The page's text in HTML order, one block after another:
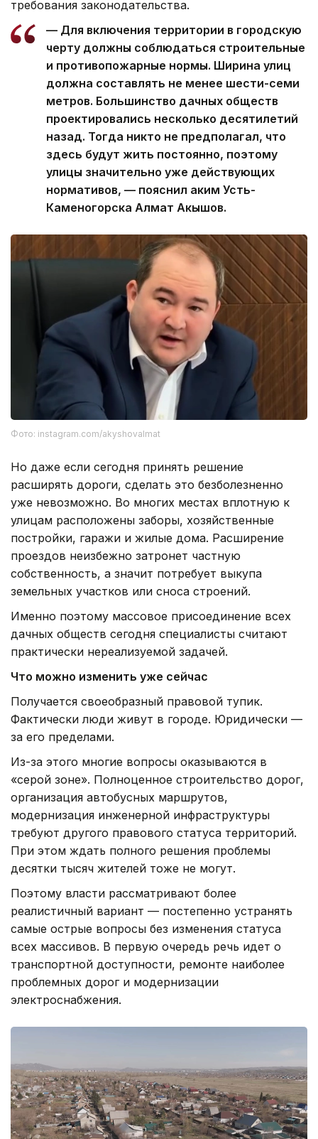
требования законодательства.
— Для включения территории в городскую
черту должны соблюдаться строительные
и противопожарные нормы. Ширина улиц
должна составлять не менее шести-семи
метров. Большинство дачных обществ
проектировались несколько десятилетий
назад. Тогда никто не предполагал, что
здесь будут жить постоянно, поэтому
улицы значительно уже действующих
нормативов, — пояснил аким Усть-
Каменогорска Алмат Акышов.
Фото: instagram.com/akyshovalmat
Но даже если сегодня принять решение
расширять дороги, сделать это безболезненно
уже невозможно. Во многих местах вплотную к
улицам расположены заборы, хозяйственные
постройки, гаражи и жилые дома. Расширение
проездов неизбежно затронет частную
собственность, а значит потребует выкупа
земельных участков или сноса строений.
Именно поэтому массовое присоединение всех
дачных обществ сегодня специалисты считают
практически нереализуемой задачей.
Что можно изменить уже сейчас
Получается своеобразный правовой тупик.
Фактически люди живут в городе. Юридически —
за его пределами.
Из-за этого многие вопросы оказываются в
«серой зоне». Полноценное строительство дорог,
организация автобусных маршрутов,
модернизация инженерной инфраструктуры
требуют другого правового статуса территорий.
При этом ждать полного решения проблемы
десятки тысяч жителей тоже не могут.
Поэтому власти рассматривают более
реалистичный вариант — постепенно устранять
самые острые вопросы без изменения статуса
всех массивов. В первую очередь речь идет о
транспортной доступности, ремонте наиболее
проблемных дорог и модернизации
электроснабжения.